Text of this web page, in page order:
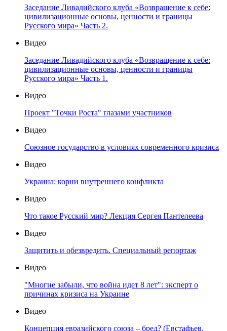
Заседание Ливадийского клуба «Возвращение к себе:
цивилизационные основы, ценности и границы
Русского мира» Часть 2.
Видео
Заседание Ливадийского клуба «Возвращение к себе:
цивилизационные основы, ценности и границы
Русского мира» Часть 1.
Видео
Проект "Точки Роста" глазами участников
Видео
Союзное государство в условиях современного кризиса
Видео
Украина: корни внутреннего конфликта
Видео
Что такое Русский мир? Лекция Сергея Пантелеева
Видео
Защитить и обезвредить. Специальный репортаж
Видео
"Многие забыли, что война идет 8 лет": эксперт о
причинах кризиса на Украине
Видео
Концепция евразийского союза – бред? (Евстафьев,